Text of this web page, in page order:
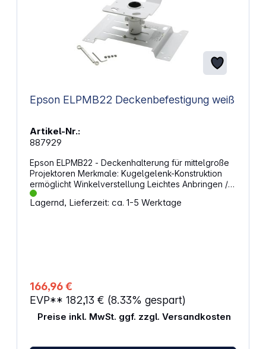
Epson ELPMB22 Deckenbefestigung weiß
Artikel-Nr.:
887929
Epson ELPMB22 - Deckenhalterung für mittelgroße
Projektoren Merkmale: Kugelgelenk-Konstruktion
ermöglicht Winkelverstellung Leichtes Anbringen /
Abnehmen vereinfacht den Zugang zum Projektor
Skalenaufkleben macht die Objektivzentrierung
Lagernd, Lieferzeit: ca. 1-5 Werktage
166,96 €
EVP** 182,13 € (8.33% gespart)
Preise inkl. MwSt. ggf. zzgl. Versandkosten